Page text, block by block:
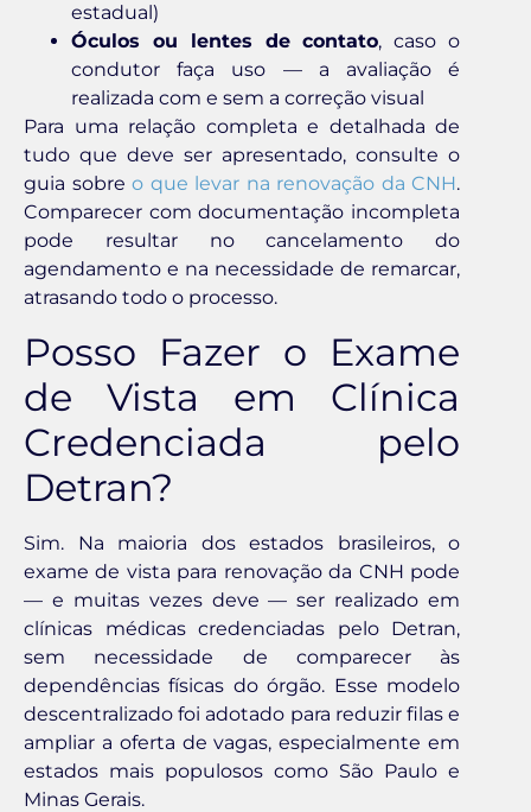
estadual)
Óculos ou lentes de contato, caso o
condutor faça uso — a avaliação é
realizada com e sem a correção visual
Para uma relação completa e detalhada de
tudo que deve ser apresentado, consulte o
guia sobre o que levar na renovação da CNH.
Comparecer com documentação incompleta
pode resultar no cancelamento do
agendamento e na necessidade de remarcar,
atrasando todo o processo.
Posso Fazer o Exame
de Vista em Clínica
Credenciada pelo
Detran?
Sim. Na maioria dos estados brasileiros, o
exame de vista para renovação da CNH pode
— e muitas vezes deve — ser realizado em
clínicas médicas credenciadas pelo Detran,
sem necessidade de comparecer às
dependências físicas do órgão. Esse modelo
descentralizado foi adotado para reduzir filas e
ampliar a oferta de vagas, especialmente em
estados mais populosos como São Paulo e
Minas Gerais.